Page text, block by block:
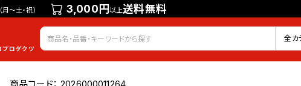
（月～土・祝） 3,000円以上送料無料
会員登録 ログイン お気に入り
全カ